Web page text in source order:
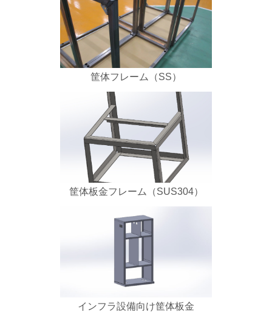
筐体フレーム（SS）
筐体板金フレーム（SUS304）
インフラ設備向け筐体板金